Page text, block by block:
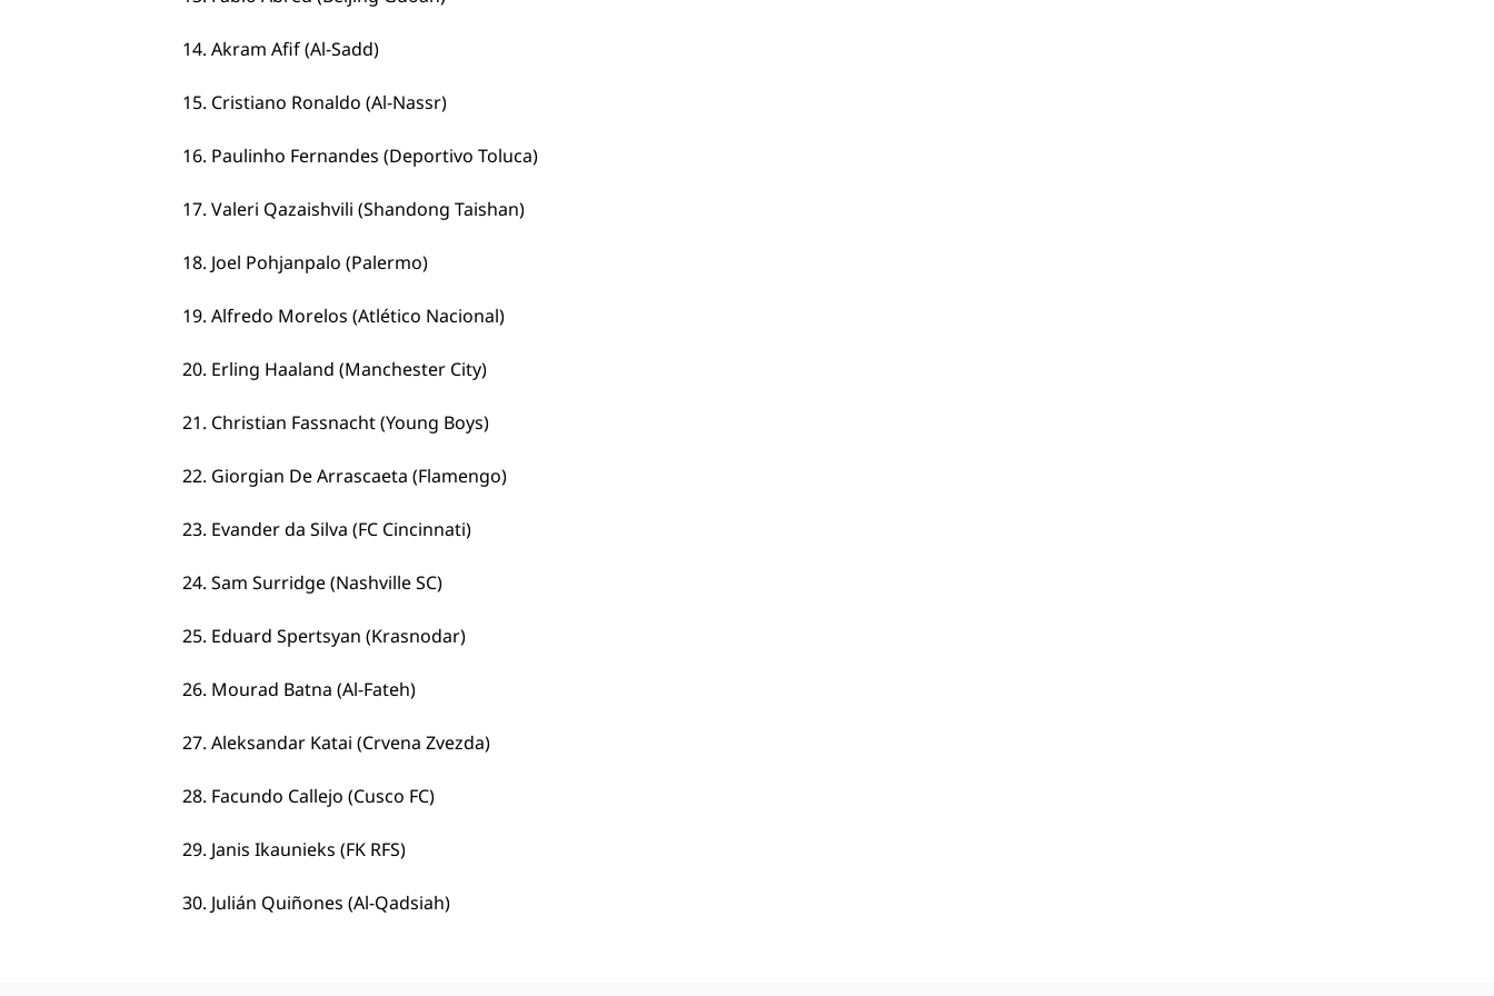
14. Akram Afif (Al-Sadd)
15. Cristiano Ronaldo (Al-Nassr)
16. Paulinho Fernandes (Deportivo Toluca)
17. Valeri Qazaishvili (Shandong Taishan)
18. Joel Pohjanpalo (Palermo)
19. Alfredo Morelos (Atlético Nacional)
20. Erling Haaland (Manchester City)
21. Christian Fassnacht (Young Boys)
22. Giorgian De Arrascaeta (Flamengo)
23. Evander da Silva (FC Cincinnati)
24. Sam Surridge (Nashville SC)
25. Eduard Spertsyan (Krasnodar)
26. Mourad Batna (Al-Fateh)
27. Aleksandar Katai (Crvena Zvezda)
28. Facundo Callejo (Cusco FC)
29. Janis Ikaunieks (FK RFS)
30. Julián Quiñones (Al-Qadsiah)